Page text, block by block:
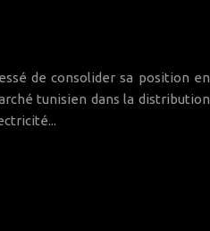
de consolider sa position en
tunisien dans la distribution